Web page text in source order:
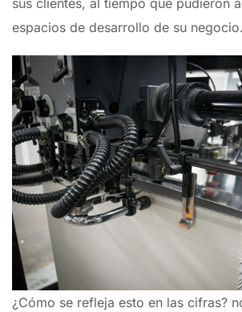
sus clientes, al tiempo que pudieron
espacios de desarrollo de su negocio.
¿Cómo se refleja esto en las cifras?